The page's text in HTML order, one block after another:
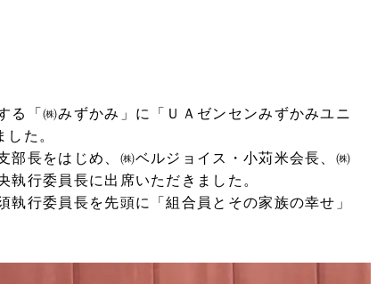
「㈱みずかみ」に「ＵＡゼンセンみずかみユニ
た。
長をはじめ、㈱ベルジョイス・小苅米会長、㈱
行委員長に出席いただきました。
行委員長を先頭に「組合員とその家族の幸せ」